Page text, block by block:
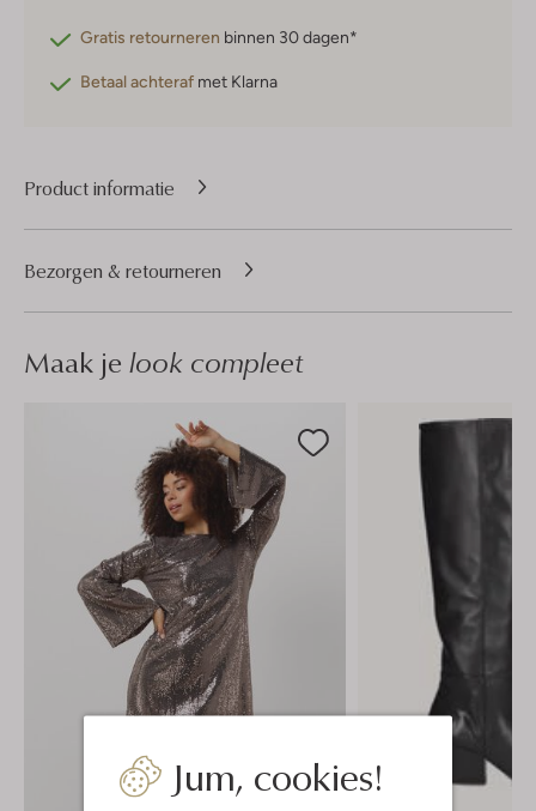
Jum, cookies!
Gratis retourneren binnen 30 dagen*
Betaal achteraf met Klarna
Product informatie
Bezorgen & retourneren
Maak je look compleet